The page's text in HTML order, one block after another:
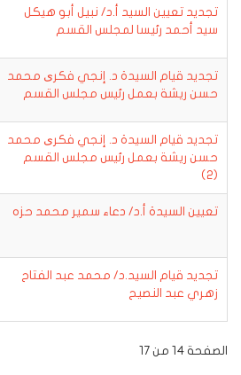
تجديد تعيين السيد أ.د/ نبيل أبو هيكل
سيد أحمد رئيسا لمجلس القسم
تجديد قيام السيدة د. إنجي فكری محمد
حسن ريشة بعمل رئيس مجلس القسم
تجديد قيام السيدة د. إنجي فكری محمد
حسن ريشة بعمل رئيس مجلس القسم
(2)
تعيين السيدة أ.د/ دعاء سمير محمد حزه
تجديد قيام السيد.د/ محمد عبد الفتاح
زهري عبد النصيح
الصفحة 14 من 17